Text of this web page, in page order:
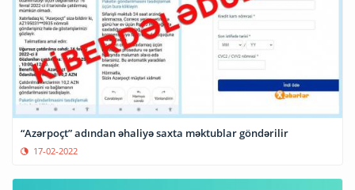
“Azərpoçt” adından əhaliyə saxta məktublar göndərilir
17-02-2022